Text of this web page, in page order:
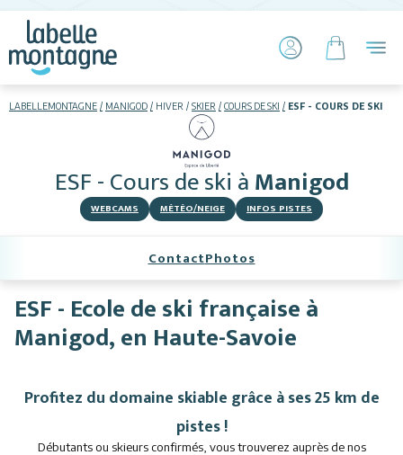
LABELLEMONTAGNE MANIGOD HIVER SKIER COURS DE SKI ESF - COURS DE SKI
ESF - Cours de ski àManigod
WEBCAMS MÉTÉO/NEIGE INFOS PISTES
Hébergements
Activités
ContactPhotos
ESF - Ecole de ski française à
Manigod, en Haute-Savoie
Profitez du domaine skiable grâce à ses 25 km de
pistes !
Débutants ou skieurs confirmés, vous trouverez auprès de nos